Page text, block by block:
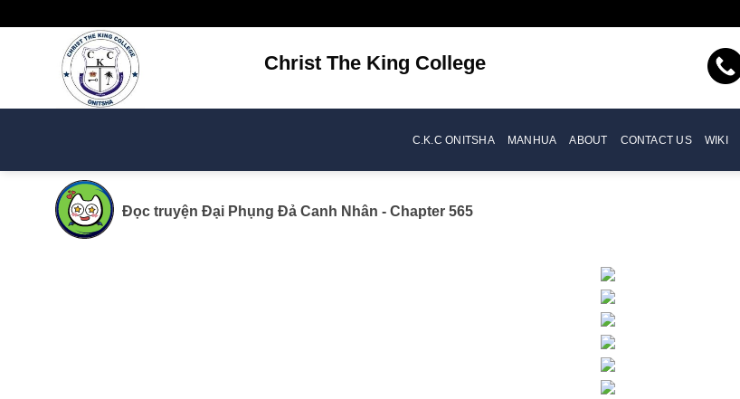
Christ The King College
C.K.C ONITSHA MANHUA ABOUT CONTACT US WIKI
Đọc truyện Đại Phụng Đả Canh Nhân - Chapter 565